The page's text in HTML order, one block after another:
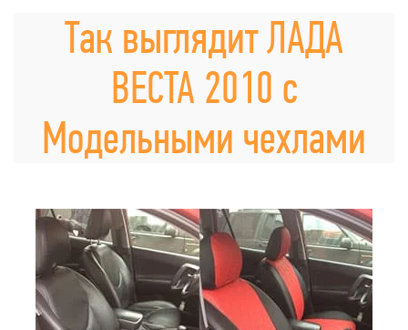
Так выглядит ЛАДА
ВЕСТА 2010 с
Модельными чехлами